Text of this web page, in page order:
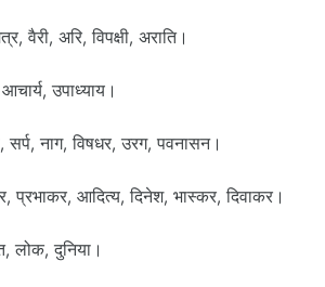
वैरी, अरि, विपक्षी, अराति।
उपाध्याय।
नाग, विषधर, उरग, पवनासन।
प्रभाकर, आदित्य, दिनेश, भास्कर, दिवाकर।
लोक, दुनिया।